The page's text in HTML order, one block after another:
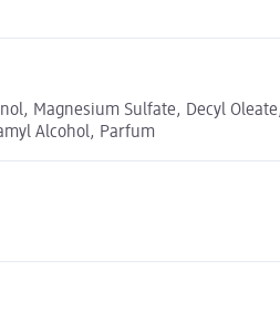
Magnesium Sulfate, Decyl
Alcohol, Parfum